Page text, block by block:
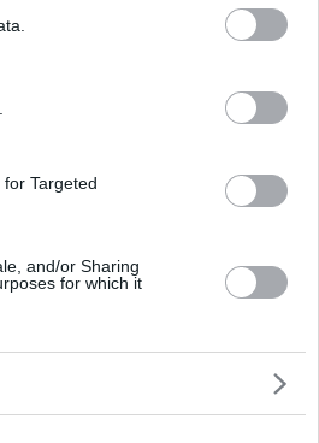
Targeted
and/or Sharing
for which it
ΙΟΠ ΔΕΗ, που
τους
Μαρίνα